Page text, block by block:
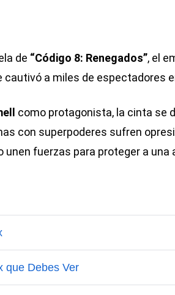
de “Código 8: Renegados”, el
a miles de espectadores
como protagonista, la cinta se
con superpoderes sufren
unen fuerzas para proteger a una